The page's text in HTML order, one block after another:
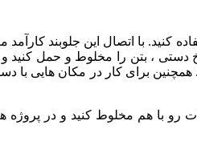
کنید. با اتصال این جلوبند
، بتن را مخلوط و حمل کنید
برای کار در مکان هایی
رو با هم مخلوط کنید و در